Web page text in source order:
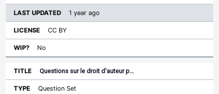
1 year ago
CC BY
No
Questions sur le droit d'auteur p…
Question Set